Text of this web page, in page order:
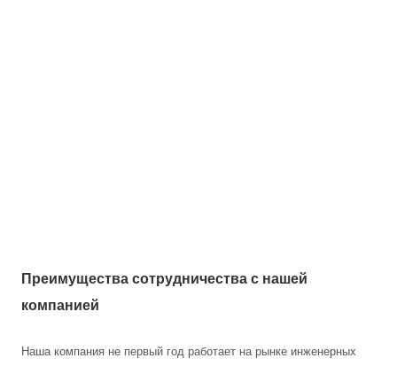
Преимущества сотрудничества с нашей
компанией
Наша компания не первый год работает на рынке инженерных